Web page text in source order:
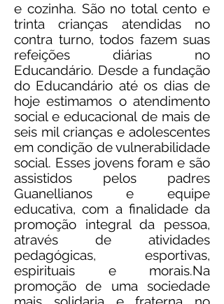
e cozinha. São no total cento e
trinta crianças atendidas no
contra turno, todos fazem suas
refeições diárias no
Educandário.​ Desde a fundação
do Educandário até os dias de
hoje estimamos o atendimento
social e educacional de mais de
seis mil crianças e adolescentes
em condição de vulnerabilidade
social. Esses jovens foram e são
assistidos pelos padres
Guanellianos e equipe
educativa, com a finalidade da
promoção integral da pessoa,
através de atividades
pedagógicas, esportivas,
espirituais e morais.​Na
promoção de uma sociedade